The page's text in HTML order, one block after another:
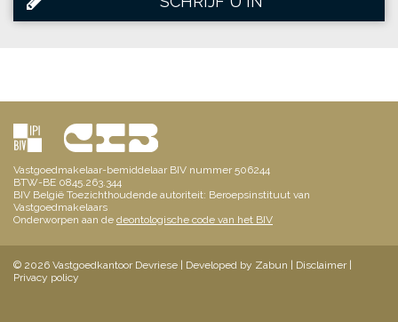
Vastgoedmakelaar-bemiddelaar BIV nummer 506244
BTW-BE 0845.263.344
BIV België Toezichthoudende autoriteit: Beroepsinstituut van
Vastgoedmakelaars
Onderworpen aan de deontologische code van het BIV
© 2026 Vastgoedkantoor Devriese | Developed by Zabun Disclaimer|
Privacy policy